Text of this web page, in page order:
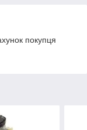
покупця